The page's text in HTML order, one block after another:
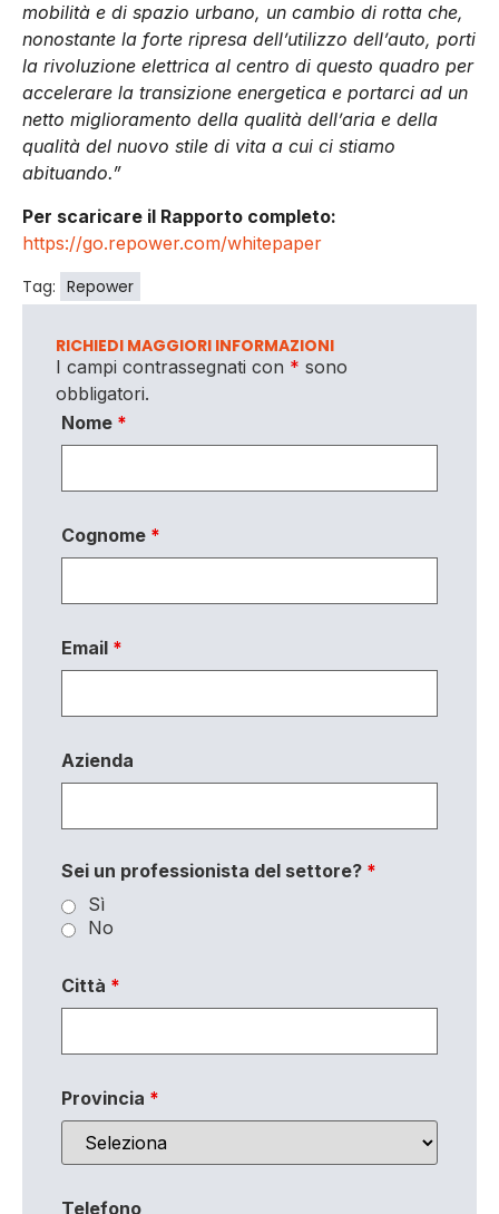
mobilità e di spazio urbano, un cambio di rotta che,
nonostante la forte ripresa dell’utilizzo dell’auto, porti
la rivoluzione elettrica al centro di questo quadro per
accelerare la transizione energetica e portarci ad un
netto miglioramento della qualità dell’aria e della
qualità del nuovo stile di vita a cui ci stiamo
abituando.”
Per scaricare il Rapporto completo:
https://go.repower.com/whitepaper
Tag: Repower
RICHIEDI MAGGIORI INFORMAZIONI
I campi contrassegnati con * sono
obbligatori.
Nome *
Cognome *
Email *
Azienda
Sei un professionista del settore? *
Sì
No
Città *
Provincia *
Telefono